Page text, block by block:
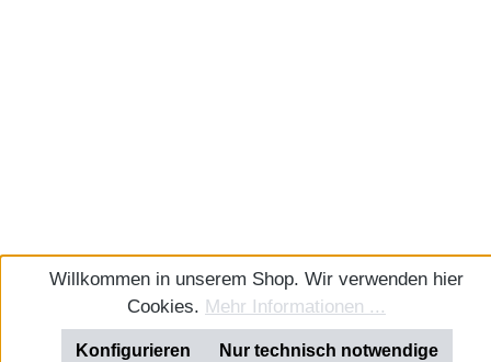
Willkommen in unserem Shop. Wir verwenden hier
Cookies. Mehr Informationen ...
Nur technisch notwendige
Konfigurieren